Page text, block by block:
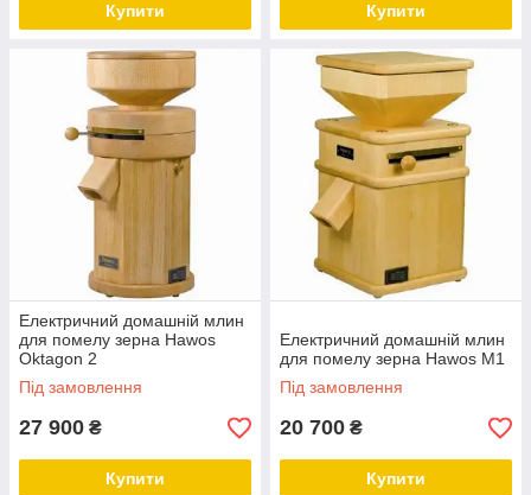
Купити Купити
Електричний домашній млин
для помелу зерна Hawos
Oktagon 2
Під замовлення
27 900 ₴
Купити
Електричний домашній млин
для помелу зерна Hawos M1
Під замовлення
20 700 ₴
Купити